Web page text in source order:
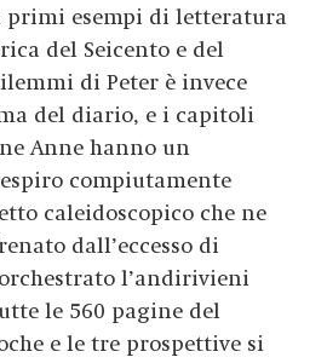
primi esempi di letteratura
del Seicento e del
di Peter è invece
del diario, e i capitoli
Anne hanno un
compiutamente
caleidoscopico che ne
dall’eccesso di
l’andirivieni
le 560 pagine del
e le tre prospettive si